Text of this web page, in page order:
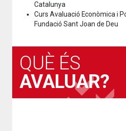
Catalunya
Curs Avaluació Econòmica i
Fundació Sant Joan de Deu
QUÈ ÉS
AVALUAR?